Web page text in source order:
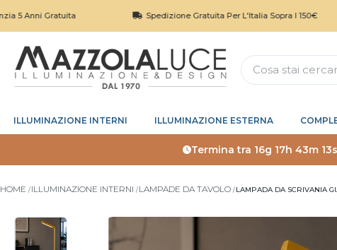
Gratuita Spedizione Gratuita Per L'Italia Sopra I 150€
ILLUMINAZIONE INTERNI ILLUMINAZIONE ESTERNA
Termina tra 16g 17h 43m 12s
HOME ILLUMINAZIONE INTERNI LAMPADE DA TAVOLO LAMPADA DA SCRIVANIA